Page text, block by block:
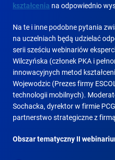
kształcenia na odpowiednio
Na te i inne podobne pytania
na uczelniach będą udzielać
serii sześciu webinariów
Wilczyńska (członek PKA i
innowacyjnych metod
Wojewodzic (Prezes firmy
technologii mobilnych).
Sochacka, dyrektor w firmie
partnerstwo strategiczne z
Obszar tematyczny II